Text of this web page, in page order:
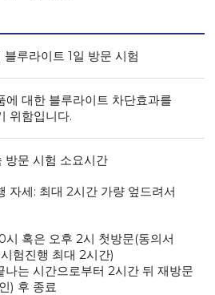
루라이트 1일 방문 시험
에 대한 블루라이트 차단효과를
위함입니다.
방문 시험 소요시간
자세: 최대 2시간 가량 엎드려서
시 혹은 오후 2시 첫방문(동의서
험진행 최대 2시간)
나는 시간으로부터 2시간 뒤 재방문
) 후 종료